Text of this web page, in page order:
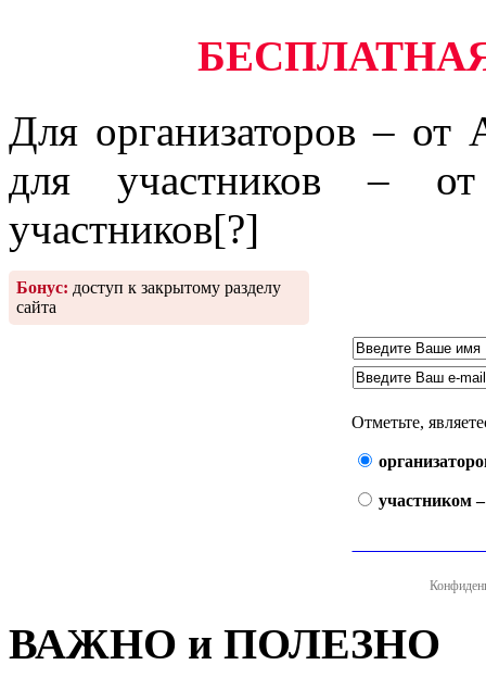
Для организаторов – от
для участников –
участников[?]
Бонус: доступ к закрытому разделу
сайта
Отметьте,
участником
ВАЖНО и ПОЛЕЗНО